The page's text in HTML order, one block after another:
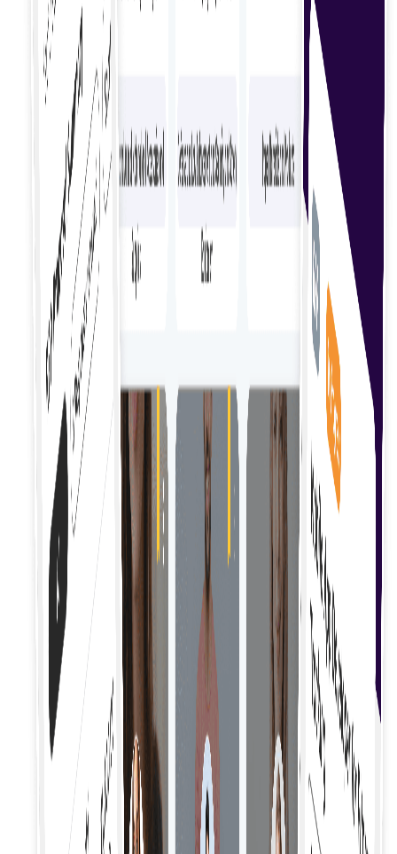
Подбор навыков
Сопоставьте опыт и знания фрилансеров с
требованиями вашего проекта, чтобы обеспечить
идеальное соответствие и оптимальные
результаты.
Быстрое введение в должность
Быстрое привлечение внештатных сотрудников с
помощью упрощенных процедур, позволяющих
легко интегрировать их в вашу команду и проекты.
Безопасные контракты
Создание и управление безопасными контрактами
для оформления соглашений и защиты обеих
сторон на протяжении всего проекта.
Надзор за проектом
Эффективно контролируйте проекты фрилансеров с
помощью инструментов, позволяющих
отслеживать прогресс, результаты и этапы работы.